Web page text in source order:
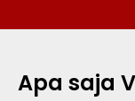
Apa saja